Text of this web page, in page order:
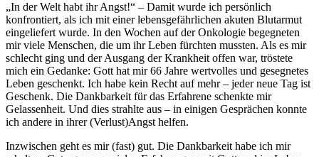
„In der Welt habt ihr Angst!“ – Damit wurde ich persönlich
konfrontiert, als ich mit einer lebensgefährlichen akuten Blutarmut
eingeliefert wurde. In den Wochen auf der Onkologie begegneten
mir viele Menschen, die um ihr Leben fürchten mussten. Als es mir
schlecht ging und der Ausgang der Krankheit offen war, tröstete
mich ein Gedanke: Gott hat mir 66 Jahre wertvolles und gesegnetes
Leben geschenkt. Ich habe kein Recht auf mehr – jeder neue Tag ist
Geschenk. Die Dankbarkeit für das Erfahrene schenkte mir
Gelassenheit. Und dies strahlte aus – in einigen Gesprächen konnte
ich andere in ihrer (Verlust)Angst helfen.
Inzwischen geht es mir (fast) gut. Die Dankbarkeit habe ich mir